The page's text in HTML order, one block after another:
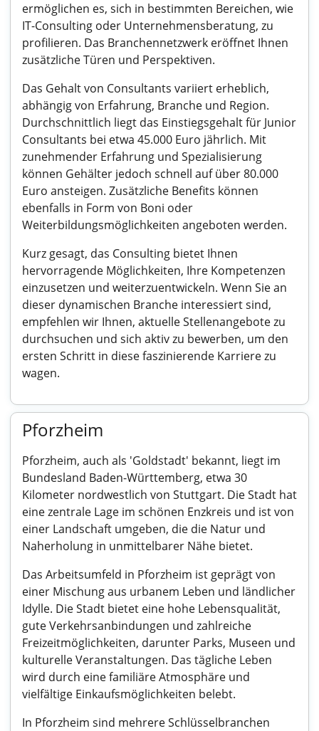
ermöglichen es, sich in bestimmten Bereichen, wie
IT-Consulting oder Unternehmensberatung, zu
profilieren. Das Branchennetzwerk eröffnet Ihnen
zusätzliche Türen und Perspektiven.
Das Gehalt von Consultants variiert erheblich,
abhängig von Erfahrung, Branche und Region.
Durchschnittlich liegt das Einstiegsgehalt für Junior
Consultants bei etwa 45.000 Euro jährlich. Mit
zunehmender Erfahrung und Spezialisierung
können Gehälter jedoch schnell auf über 80.000
Euro ansteigen. Zusätzliche Benefits können
ebenfalls in Form von Boni oder
Weiterbildungsmöglichkeiten angeboten werden.
Kurz gesagt, das Consulting bietet Ihnen
hervorragende Möglichkeiten, Ihre Kompetenzen
einzusetzen und weiterzuentwickeln. Wenn Sie an
dieser dynamischen Branche interessiert sind,
empfehlen wir Ihnen, aktuelle Stellenangebote zu
durchsuchen und sich aktiv zu bewerben, um den
ersten Schritt in diese faszinierende Karriere zu
wagen.
Pforzheim
Pforzheim, auch als 'Goldstadt' bekannt, liegt im
Bundesland Baden-Württemberg, etwa 30
Kilometer nordwestlich von Stuttgart. Die Stadt hat
eine zentrale Lage im schönen Enzkreis und ist von
einer Landschaft umgeben, die die Natur und
Naherholung in unmittelbarer Nähe bietet.
Das Arbeitsumfeld in Pforzheim ist geprägt von
einer Mischung aus urbanem Leben und ländlicher
Idylle. Die Stadt bietet eine hohe Lebensqualität,
gute Verkehrsanbindungen und zahlreiche
Freizeitmöglichkeiten, darunter Parks, Museen und
kulturelle Veranstaltungen. Das tägliche Leben
wird durch eine familiäre Atmosphäre und
vielfältige Einkaufsmöglichkeiten belebt.
In Pforzheim sind mehrere Schlüsselbranchen